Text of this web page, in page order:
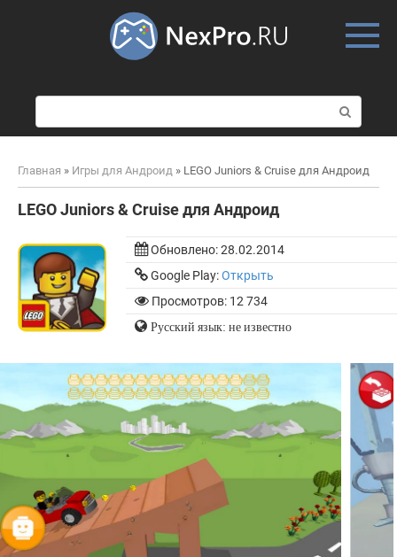
о
и
к
Главная » Игры для Андроид » LEGO Juniors & Cruise для Андроид
LEGO Juniors & Cruise для Андроид
Обновлено:28.02.2014
Google Play:Открыть
Просмотров: 12 734
Русский язык: не известно